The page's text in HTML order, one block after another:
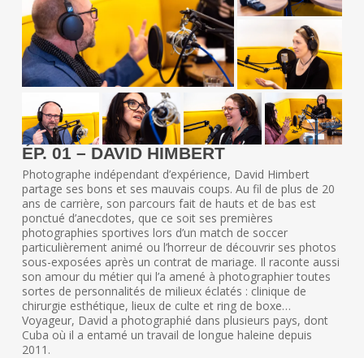
ÉP. 01 – DAVID HIMBERT
Photographe indépendant d’expérience, David Himbert
partage ses bons et ses mauvais coups. Au fil de plus de 20
ans de carrière, son parcours fait de hauts et de bas est
ponctué d’anecdotes, que ce soit ses premières
photographies sportives lors d’un match de soccer
particulièrement animé ou l’horreur de découvrir ses photos
sous-exposées après un contrat de mariage. Il raconte aussi
son amour du métier qui l’a amené à photographier toutes
sortes de personnalités de milieux éclatés : clinique de
chirurgie esthétique, lieux de culte et ring de boxe…
Voyageur, David a photographié dans plusieurs pays, dont
Cuba où il a entamé un travail de longue haleine depuis
2011.